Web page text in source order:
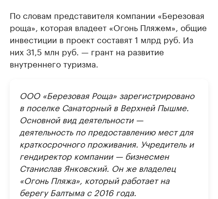
По словам представителя компании «Березовая
роща», которая владеет «Огонь Пляжем», общие
инвестиции в проект составят 1 млрд руб. Из
них 31,5 млн руб. — грант на развитие
внутреннего туризма.
ООО «Березовая Роща» зарегистрировано
в поселке Санаторный в Верхней Пышме.
Основной вид деятельности —
деятельность по предоставлению мест для
краткосрочного проживания. Учредитель и
гендиректор компании — бизнесмен
Станислав Янковский. Он же владелец
«Огонь Пляжа», который работает на
берегу Балтыма с 2016 года.